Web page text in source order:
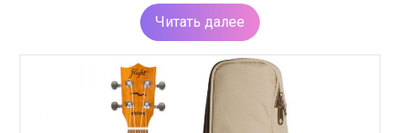
Читать далее